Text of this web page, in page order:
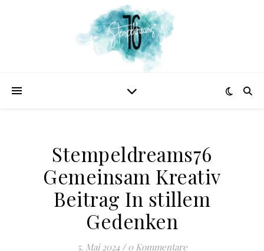
Stempeldreams76
Gemeinsam Kreativ
Beitrag In stillem
Gedenken
5. Mai 2024 / 0 Kommentare